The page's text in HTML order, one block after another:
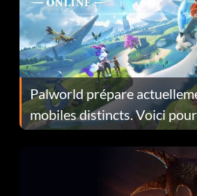
Palworld prépare
mobiles distincts. Voici